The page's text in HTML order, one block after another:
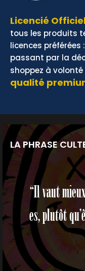
Licencié
tous les produits
licences
passant par la
shoppez à volonté
qualité
LA PHRASE
“Il vaut
es, plutôt